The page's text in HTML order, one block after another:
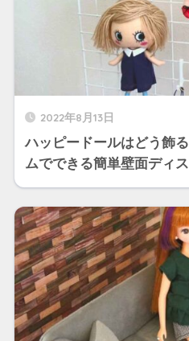
2022年8月13日
ハッピードールはどう飾
ムでできる簡単壁面ディ